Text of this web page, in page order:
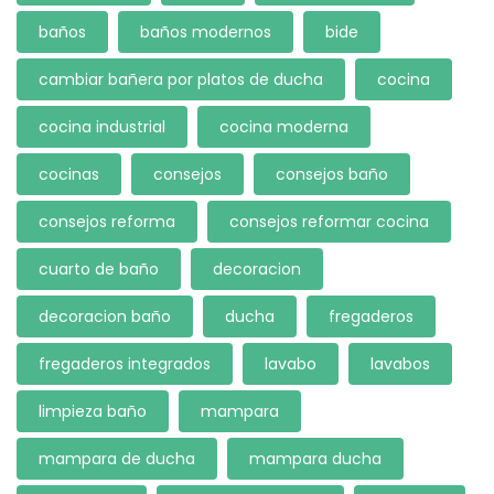
baños baños modernos bide
cambiar bañera por platos de ducha cocina
cocina industrial cocina moderna
cocinas consejos consejos baño
consejos reforma consejos reformar cocina
cuarto de baño decoracion
decoracion baño ducha fregaderos
fregaderos integrados lavabo lavabos
limpieza baño mampara
mampara de ducha mampara ducha